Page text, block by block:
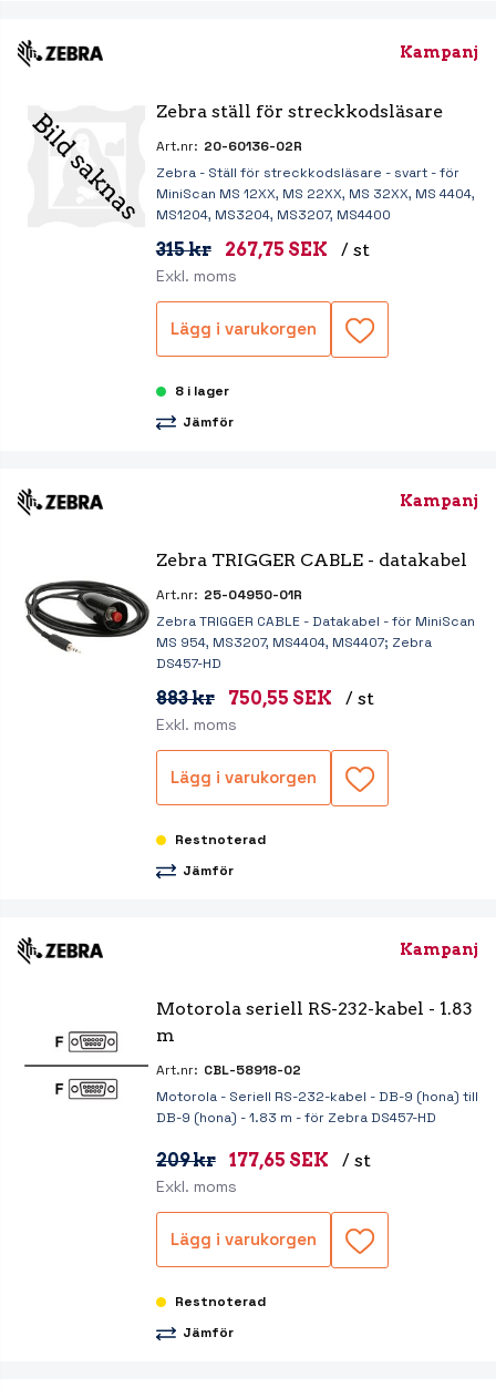
Kampanj
Zebra ställ för streckkodsläsare
Art.nr: 20-60136-02R
Zebra - Ställ för streckkodsläsare - svart - för
MiniScan MS 12XX, MS 22XX, MS 32XX, MS 4404,
MS1204, MS3204, MS3207, MS4400
315 kr 267,75 SEK / st
Exkl. moms
Lägg i varukorgen
8 i lager
Jämför
Kampanj
Zebra TRIGGER CABLE - datakabel
Art.nr: 25-04950-01R
Zebra TRIGGER CABLE - Datakabel - för MiniScan
MS 954, MS3207, MS4404, MS4407; Zebra
DS457-HD
883 kr 750,55 SEK / st
Exkl. moms
Lägg i varukorgen
Restnoterad
Jämför
Kampanj
Motorola seriell RS-232-kabel - 1.83
m
Art.nr: CBL-58918-02
Motorola - Seriell RS-232-kabel - DB-9 (hona) till
DB-9 (hona) - 1.83 m - för Zebra DS457-HD
209 kr 177,65 SEK / st
Exkl. moms
Lägg i varukorgen
Restnoterad
Jämför